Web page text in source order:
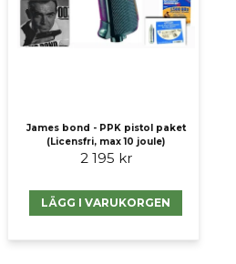
James bond - PPK pistol paket
(Licensfri, max 10 joule)
2 195 kr
LÄGG I VARUKORGEN